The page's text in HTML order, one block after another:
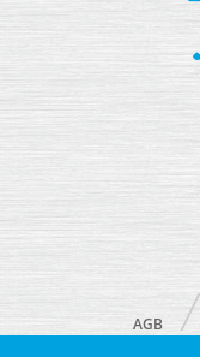
AGB